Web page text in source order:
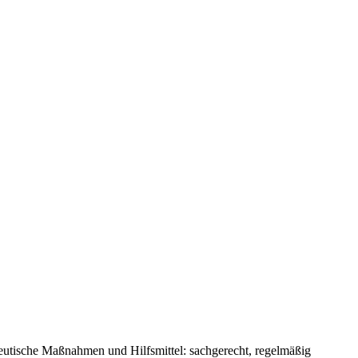
Maßnahmen und Hilfsmittel: sachgerecht, regelmäßig